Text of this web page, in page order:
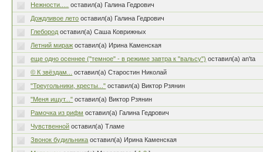
Нежности.....
оставил(а) Галина Гедрович
Дождливое лето оставил(а) Галина Гедрович
Глебород оставил(а) Саша Коврижных
Летний мираж оставил(а) Ирина Каменская
еще одно осеннее ("темное" - в режиме завтра к "вальсу") оставил(а) an'ta
© К звёздам...
оставил(а) Старостин Николай
"Треугольники, кресты..." оставил(а) Виктор Рзянин
"Меня ищут..." оставил(а) Виктор Рзянин
Рамочка из рифм оставил(а) Галина Гедрович
Чувственной оставил(а) Тламе
Звонок будильника оставил(а) Ирина Каменская